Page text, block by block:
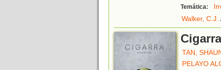
Temática:
Walker, C.J.
Cigarra
TAN,
PELAYO